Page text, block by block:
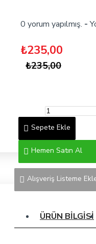
0 yorum yapılmış. -
₺235,00
₺235,00
Sepete Ekle
Hemen Satın Al
Alışveriş Listeme
ÜRÜN BILGISI